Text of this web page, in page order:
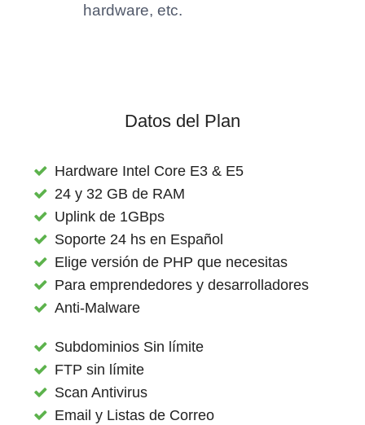
hardware, etc.
Datos del Plan
Hardware Intel Core E3 & E5
24 y 32 GB de RAM
Uplink de 1GBps
Soporte 24 hs en Español
Elige versión de PHP que necesitas
Para emprendedores y desarrolladores
Anti-Malware
Subdominios Sin límite
FTP sin límite
Scan Antivirus
Email y Listas de Correo